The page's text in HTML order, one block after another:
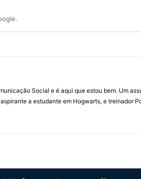
Social e é aqui que estou bem. Um
a estudante em Hogwarts, e treinador